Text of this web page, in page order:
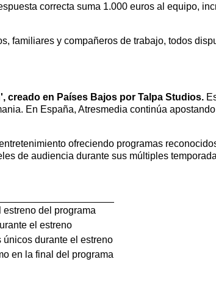
correcta suma 1.000 euros al equipo,
familiares y compañeros de trabajo, todos
creado en Países Bajos por Talpa Studios.
En España, Atresmedia continúa
ofreciendo programas
de audiencia durante sus múltiples
del programa
el estreno
únicos durante el estreno
en la final del programa